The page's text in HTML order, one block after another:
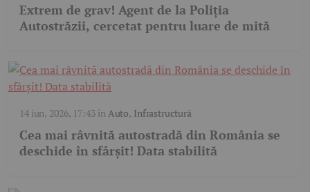
Extrem de grav! Agent de la Poliția
Autostrăzii, cercetat pentru luare de mită
14 iun. 2026, 17:43în Auto, Infrastructură
Cea mai râvnită autostradă din România se
deschide în sfârșit! Data stabilită